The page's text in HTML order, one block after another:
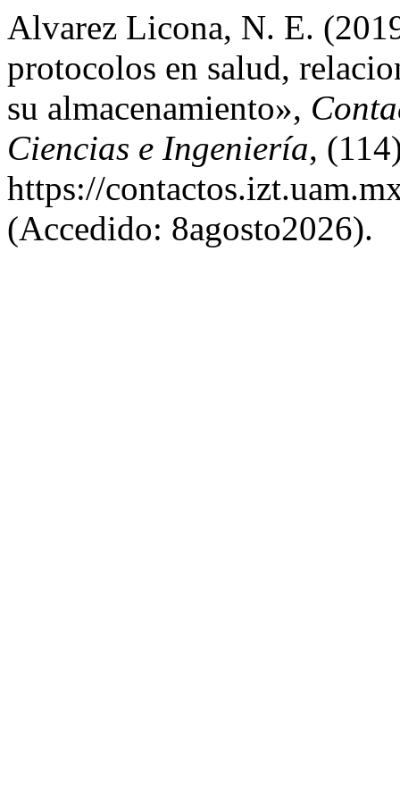
Alvarez Licona, N. E.
protocolos en salud,
su almacenamiento»,
Ciencias e Ingeniería,
https://
(Accedido: 8agosto2026).